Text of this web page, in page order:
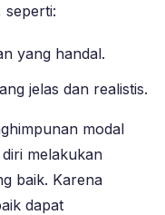
seperti:
yang handal.
jelas dan realistis.
modal
melakukan
baik. Karena
dapat